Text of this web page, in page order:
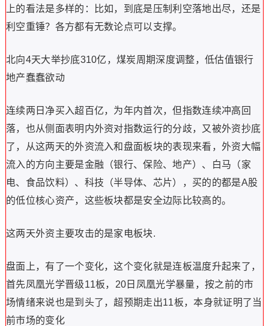
上的看法是多样的：比如，到底是压制利空落地出尽，还是
利空重锤？各方都有无数论点可以支撑。
北向4天大举抄底310亿，煤炭周期深度调整，低估值银行
地产蠢蠢欲动
连续两日净买入超百亿，为年内首次，但指数连续冲高回
落，也从侧面表明内外资对指数运行的分歧，又被外资抄底
了，从这两天的外资流入和盘面板块的表现来看，外资大幅
流入的方向主要是金融（银行、保险、地产）、白马（家
电、食品饮料）、科技（半导体、芯片），买的的都是A股
的低位核心资产，这些板块都是安全边际比较高的。
这两天外资主要攻击的是家电板块.
盘面上，有了一个变化，这个变化就是连板温度升起来了，
首先凤凰光学晋级11板，20日凤凰光学暴量，按之前的市
场情绪来说也是到头了，超预期走出11板，本身就证明了当
前市场的变化